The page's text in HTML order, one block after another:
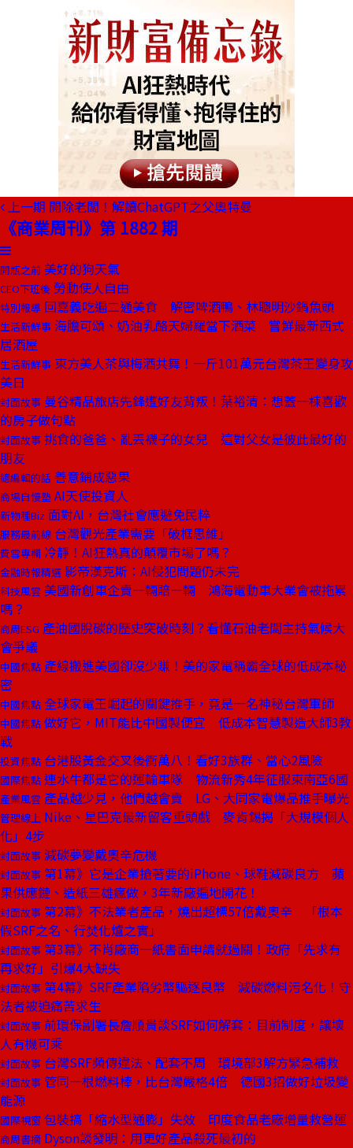
上一期 開除老闆！解讀ChatGPT之父奧特曼
《商業周刊》第 1882 期
開瓶之前 美好的狗天氣
CEO下班後 勞動使人自由
特別報導 回嘉義吃遍二通美食 解密啤酒鴨、林聰明沙鍋魚頭
生活新鮮事 海膽可頌、奶油乳酪天婦羅當下酒菜 嘗鮮最新西式
居酒屋
生活新鮮事 東方美人茶與梅酒共舞！一斤101萬元台灣茶王變身攻
美日
封面故事 曼谷精品旅店先鋒遭好友背叛！葉裕清：想蓋一棟喜歡
的房子做句點
封面故事 挑食的爸爸、亂丟襪子的女兒 這對父女是彼此最好的
朋友
總編輯的話 善意鋪成惡果
商場自慢塾 AI天使投資人
新物種Biz 面對AI，台灣社會應避免民粹
服務最前線 台灣觀光產業需要「破框思維」
費雪專欄 冷靜！AI狂熱真的顛覆市場了嗎？
金融時報精選 影帝漢克斯：AI侵犯問題仍未完
科技風雲 美國新創車企賣一輛賠一輛 鴻海電動車大業會被拖累
嗎？
商周ESG 產油國脫碳的歷史突破時刻？看懂石油老闆主持氣候大
會爭議
中國焦點 產線搬進美國卻沒少賺！美的家電稱霸全球的低成本秘
密
中國焦點 全球家電王崛起的關鍵推手，竟是一名神秘台灣軍師
中國焦點 做好它，MIT能比中國製便宜 低成本智慧製造大師3教
戰
投資焦點 台港股黃金交叉後衝萬八！看好3族群、當心2風險
國際焦點 連水牛都是它的運輸車隊 物流新秀4年征服東南亞6國
產業風雲 產品越少見，他們越會賣 LG、大同家電爆品推手曝光
管理線上 Nike、星巴克最新留客重頭戲 麥肯錫揭「大規模個人
化」4步
封面故事 減碳夢變戴奧辛危機
封面故事 第1幕》它是企業搶著要的iPhone、球鞋減碳良方 蘋
果供應鏈、造紙三雄瘋做，3年新廠遍地開花！
封面故事 第2幕》不法業者產品，燒出超標57倍戴奧辛 「根本
假SRF之名、行焚化爐之實」
封面故事 第3幕》不肖廠商一紙書面申請就過關！政府「先求有
再求好」引爆4大缺失
封面故事 第4幕》SRF產業陷劣幣驅逐良幣 減碳燃料污名化！守
法者被迫痛苦求生
封面故事 前環保副署長詹順貴談SRF如何解套：目前制度，讓壞
人有機可乘
封面故事 台灣SRF頻傳違法、配套不周 環境部3解方緊急補救
封面故事 管同一根燃料棒，比台灣嚴格4倍 德國3招做好垃圾變
能源
國際視窗 包裝搞「縮水型通膨」失效 印度食品老廠增量救營運
商周書摘 Dyson談發明：用更好產品殺死最初的